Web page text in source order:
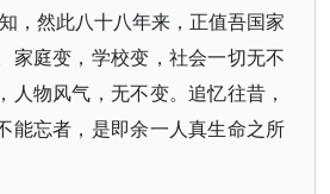
，然此八十八年来，正值吾国家
家庭变，学校变，社会一切无不
人物风气，无不变。追忆往昔，
能忘者，是即余一人真生命之所